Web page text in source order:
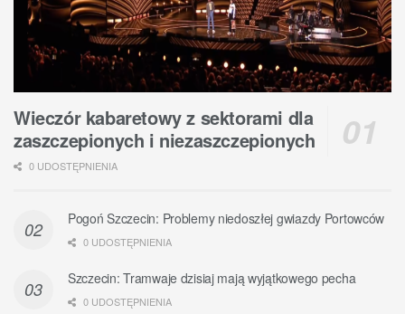
Wieczór kabaretowy z sektorami dla
zaszczepionych i niezaszczepionych
0 UDOSTĘPNIENIA
Pogoń Szczecin: Problemy niedoszłej gwiazdy Portowców
0 UDOSTĘPNIENIA
Szczecin: Tramwaje dzisiaj mają wyjątkowego pecha
0 UDOSTĘPNIENIA